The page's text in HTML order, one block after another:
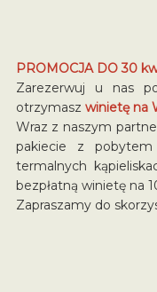
PROMOCJA DO 30
Zarezerwuj u nas
otrzymasz winietę na
Wraz z naszym
pakiecie z
termalnych
bezpłatną winietę na
Zapraszamy do